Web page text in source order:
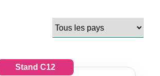
Stand C12